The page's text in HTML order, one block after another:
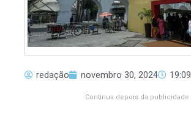
redação novembro 30, 2024 19:09
Continua depois da publicidade